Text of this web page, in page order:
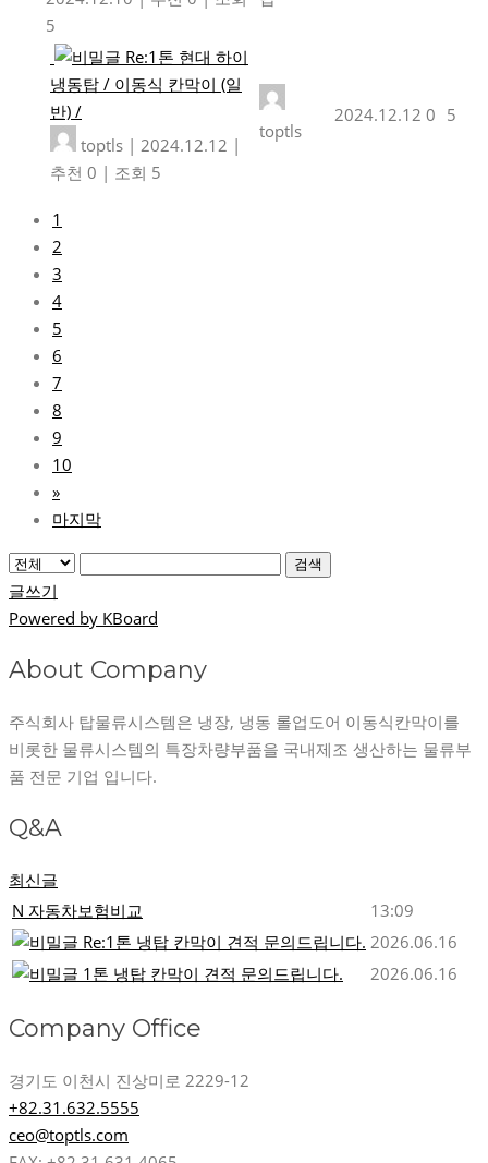
5
Re:1톤 현대 하이
냉동탑 / 이동식 칸막이 (일
반) /
toptls | 2024.12.12 |
추천 0 | 조회 5
toptls
2024.12.12 0 5
1
2
3
4
5
6
7
8
9
10
»
마지막
검색
글쓰기
Powered by KBoard
About Company
주식회사 탑물류시스템은 냉장, 냉동 롤업도어 이동식칸막이를
비롯한 물류시스템의 특장차량부품을 국내제조 생산하는 물류부
품 전문 기업 입니다.
Q&A
최신글
N 자동차보험비교
13:09
Re:1톤 냉탑 칸막이 견적 문의드립니다. 2026.06.16
1톤 냉탑 칸막이 견적 문의드립니다.
2026.06.16
Company Office
경기도 이천시 진상미로 2229-12
+82.31.632.5555
ceo@toptls.com